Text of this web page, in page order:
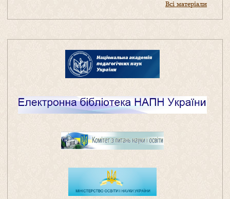
Всі матеріали